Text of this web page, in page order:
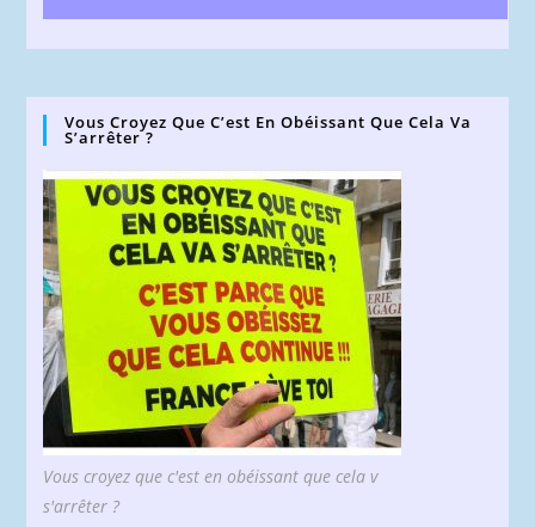
Vous Croyez Que C’est En Obéissant Que Cela Va
S’arrêter ?
Vous croyez que c'est en obéissant que cela v
s'arrêter ?